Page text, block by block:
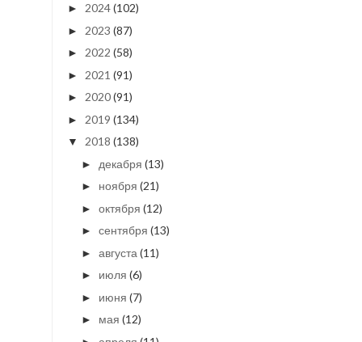
► 2024(102)
► 2023 (87)
► 2022 (58)
► 2021 (91)
► 2020(91)
► 2019 (134)
▼ 2018 (138)
► декабря (13)
► ноября (21)
► октября (12)
► сентября (13)
► августа (11)
► июля (6)
► июня (7)
► мая (12)